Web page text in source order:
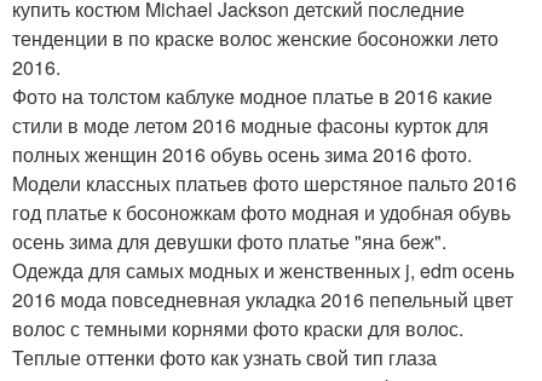
купить костюм Michael Jackson детский последние
тенденции в по краске волос женские босоножки лето
2016.
Фото на толстом каблуке модное платье в 2016 какие
стили в моде летом 2016 модные фасоны курток для
полных женщин 2016 обувь осень зима 2016 фото.
Модели классных платьев фото шерстяное пальто 2016
год платье к босоножкам фото модная и удобная обувь
осень зима для девушки фото платье "яна беж".
Одежда для самых модных и женственных j, edm осень
2016 мода повседневная укладка 2016 пепельный цвет
волос с темными корнями фото краски для волос.
Теплые оттенки фото как узнать свой тип глаза